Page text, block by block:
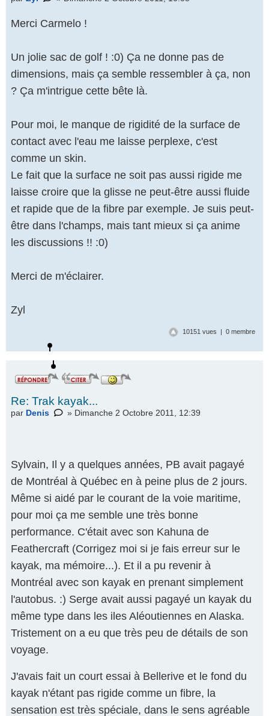
Merci Carmelo !
Un jolie sac de golf ! :0) Ça ne donne pas de
dimensions, mais ça semble ressembler à ça, non
? Ça m'intrigue cette bête là.
Pour moi, le manque de rigidité de la surface de
contact avec l'eau me laisse perplexe, c'est
comme un skin.
Le fait que la surface ne soit pas aussi rigide me
laisse croire que la glisse ne peut-être aussi fluide
et rapide que de la fibre par exemple. Je suis peut-
être dans l'champs, mais tant mieux si ça anime
les discussions !! :0)
Merci de m'éclairer.
Zyl
10151 vues | 0 membre
Re: Trak kayak...
par Denis » Dimanche 2 Octobre 2011, 12:39
Sylvain, Il y a quelques années, PB avait pagayé
de Montréal à Québec en à peine plus de 2 jours.
Même si aidé par le courant de la voie maritime,
pour moi ça me semble une très bonne
performance. C'était avec son Kahuna de
Feathercraft (Corrigez moi si je fais erreur sur le
kayak, ma mémoire...). Et il a pu revenir à
Montréal avec son kayak en prenant simplement
l'autobus. :) Serge avait aussi pagayé un kayak du
même type dans les iles Aléoutiennes en Alaska.
Tristement on a eu que très peu de détails de son
voyage.
J'avais fait un court essai à Bellerive et le fond du
kayak n'étant pas rigide comme un fibre, la
sensation est très spéciale, dans le sens agréable